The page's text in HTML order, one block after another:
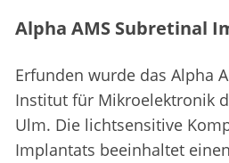
Alpha AMS Subretinal
Erfunden wurde das Alpha
Institut für Mikroelektronik
Ulm. Die lichtsensitive
Implantats beeinhaltet